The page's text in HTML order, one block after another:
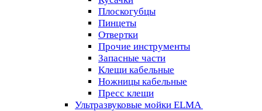
Плоскогубцы
Пинцеты
Отвертки
Прочие инструменты
Запасные части
Клещи кабельные
Ножницы кабельные
Пресс клещи
Ультразвуковые мойки ELMA